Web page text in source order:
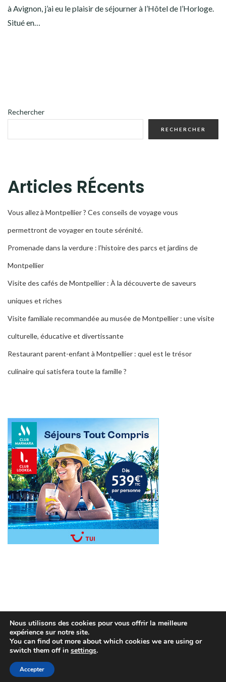
à Avignon, j’ai eu le plaisir de séjourner à l’Hôtel de l’Horloge.
Situé en…
Rechercher
RECHERCHER
Articles RÉcents
Vous allez à Montpellier ? Ces conseils de voyage vous
permettront de voyager en toute sérénité.
Promenade dans la verdure : l’histoire des parcs et jardins de
Montpellier
Visite des cafés de Montpellier : À la découverte de saveurs
uniques et riches
Visite familiale recommandée au musée de Montpellier : une visite
culturelle, éducative et divertissante
Restaurant parent-enfant à Montpellier : quel est le trésor
culinaire qui satisfera toute la famille ?
Copyright © 2026
Nous utilisons des cookies pour vous offrir la meilleure
expérience sur notre site.
You can find out more about which cookies we are using or
switch them off in settings.
Accepter